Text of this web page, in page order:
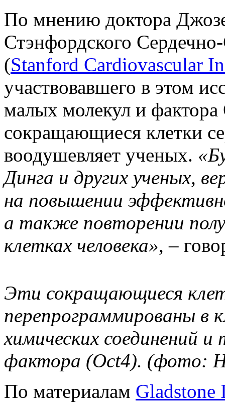
По мнению доктора
Стэнфордского
(Stanford Cardiovascular
участвовавшего в этом
малых молекул и фактора
сокращающиеся клетки
воодушевляет ученых.
Динга и других ученых,
на повышении
а также повторении
клетках человека», –
Эти сокращающиеся
перепрограммированы в
химических соединений и
фактора (Oct4). (фото:
По материалам Gladstone